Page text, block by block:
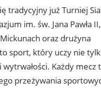
tradycyjny już Turniej
im. św. Jana Pawła II,
oraz drużyna
sport, który uczy nie
Każdy mecz
przeżywania